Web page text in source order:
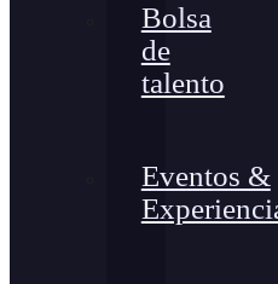
Bolsa
de
talento
Eventos &